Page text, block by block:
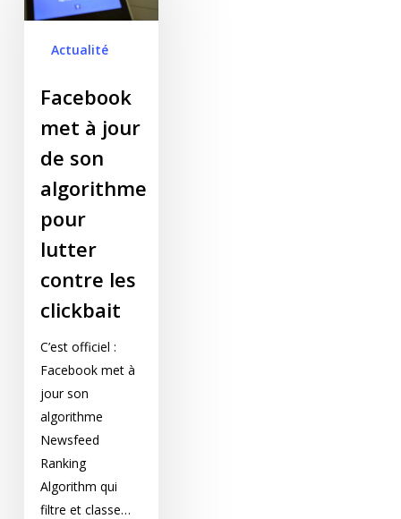
clickbait
Actualité
Facebook
met à jour
de son
algorithme
pour
lutter
contre les
clickbait
C’est officiel :
Facebook met à
jour son
algorithme
Newsfeed
Ranking
Algorithm qui
filtre et classe…